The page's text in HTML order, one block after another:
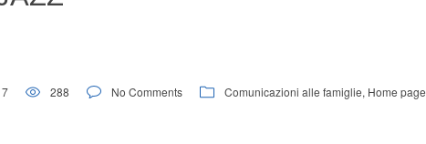
288 No Comments Comunicazioni alle famiglie, Home page